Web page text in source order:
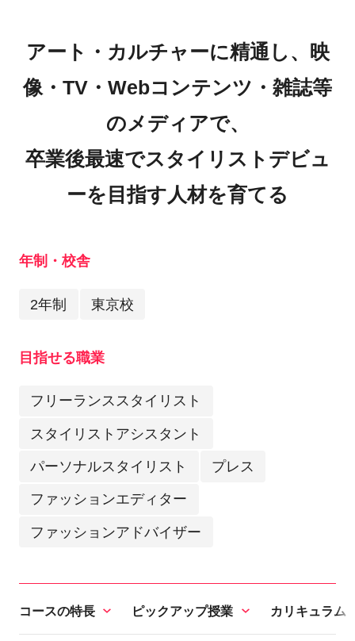
アート・カルチャーに精通し、映
像・TV・Webコンテンツ・雑誌等
のメディアで、
卒業後最速でスタイリストデビュ
ーを目指す人材を育てる
年制・校舎
2年制 東京校
目指せる職業
フリーランススタイリスト
スタイリストアシスタント
パーソナルスタイリスト プレス
ファッションエディター
ファッションアドバイザー
コースの特長 ピックアップ授業 カリキュラム